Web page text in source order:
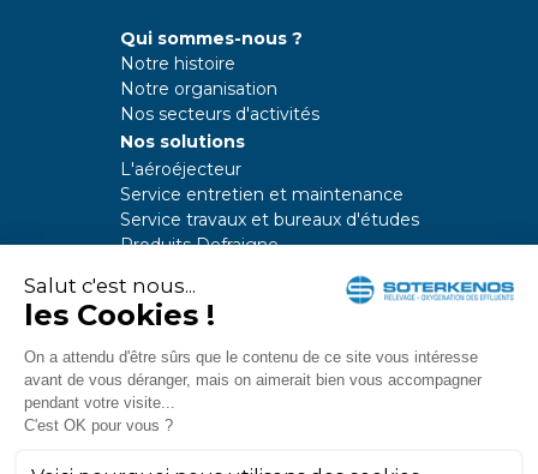
Qui sommes-nous ?
Notre histoire
Notre organisation
Nos secteurs d'activités
Nos solutions
L'aéroéjecteur
Service entretien et maintenance
Service travaux et bureaux d'études
Produits Defraigne
Nous contacter